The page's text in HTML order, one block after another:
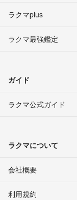
ラクマplus
ラクマ最強鑑定
ガイド
ラクマ公式ガイド
ラクマについて
会社概要
利用規約